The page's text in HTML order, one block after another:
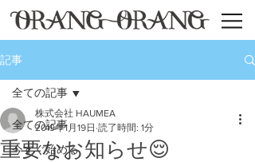
記事
全ての記事
今すぐ始める
全ての記事
重要なお知らせ😌
株式会社 HAUMEA
2019年1月19日 読了時間: 1分